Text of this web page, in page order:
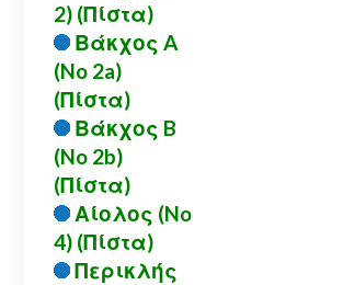
2) (Πίστα)
Βάκχος A
(No 2a)
(Πίστα)
Βάκχος B
(No 2b)
(Πίστα)
Αίολος (No
4) (Πίστα)
Περικλής